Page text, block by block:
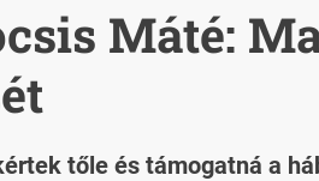
Máté:
tőle és támogatná a